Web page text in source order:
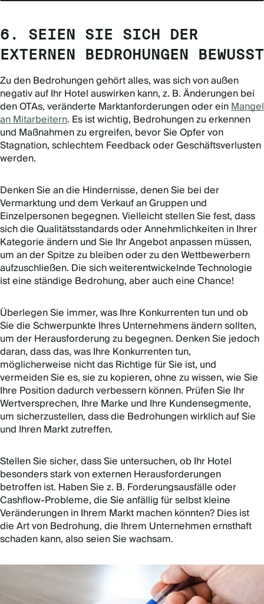
6. SEIEN SIE SICH DER
EXTERNEN BEDROHUNGEN BEWUSST
Zu den Bedrohungen gehört alles, was sich von außen
negativ auf Ihr Hotel auswirken kann, z. B. Änderungen bei
den OTAs, veränderte Marktanforderungen oder einMangel
an Mitarbeitern. Es ist wichtig, Bedrohungen zu erkennen
und Maßnahmen zu ergreifen, bevor Sie Opfer von
Stagnation, schlechtem Feedback oder Geschäftsverlusten
werden.
Denken Sie an die Hindernisse, denen Sie bei der
Vermarktung und dem Verkauf an Gruppen und
Einzelpersonen begegnen. Vielleicht stellen Sie fest, dass
sich die Qualitätsstandards oder Annehmlichkeiten in Ihrer
Kategorie ändern und Sie Ihr Angebot anpassen müssen,
um an der Spitze zu bleiben oder zu den Wettbewerbern
aufzuschließen. Die sich weiterentwickelnde Technologie
ist eine ständige Bedrohung, aber auch eine Chance!
Überlegen Sie immer, was Ihre Konkurrenten tun und ob
Sie die Schwerpunkte Ihres Unternehmens ändern sollten,
um der Herausforderung zu begegnen. Denken Sie jedoch
daran, dass das, was Ihre Konkurrenten tun,
möglicherweise nicht das Richtige für Sie ist, und
vermeiden Sie es, sie zu kopieren, ohne zu wissen, wie Sie
Ihre Position dadurch verbessern können. Prüfen Sie Ihr
Wertversprechen, Ihre Marke und Ihre Kundensegmente,
um sicherzustellen, dass die Bedrohungen wirklich auf Sie
und Ihren Markt zutreffen.
Stellen Sie sicher, dass Sie untersuchen, ob Ihr Hotel
besonders stark von externen Herausforderungen
betroffen ist. Haben Sie z. B. Forderungsausfälle oder
Cashflow-Probleme, die Sie anfällig für selbst kleine
Veränderungen in Ihrem Markt machen könnten? Dies ist
die Art von Bedrohung, die Ihrem Unternehmen ernsthaft
schaden kann, also seien Sie wachsam.